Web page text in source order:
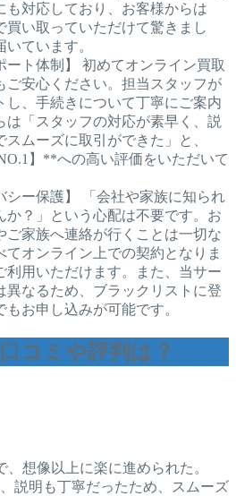
も対応しており、お客様からは
買い取っていただけて驚きまし
ています。
ート体制】 初めてオンライン買取
ご安心ください。担当スタッフが
し、手続きについて丁寧にご案内
は「スタッフの対応が素早く、説
ムーズに取引ができた」と、
】**への高い評価をいただいて
シー保護】 「会社や家族に知られ
か？」という心配は不要です。お
ご家族へ連絡が行くことは一切な
てオンライン上での契約となりま
利用いただけます。また、当サー
異なるため、ブラックリストに登
お申し込みが可能です。
コミや評判は？
想像以上に楽に進められた。
説明も丁寧だったため、スムーズ